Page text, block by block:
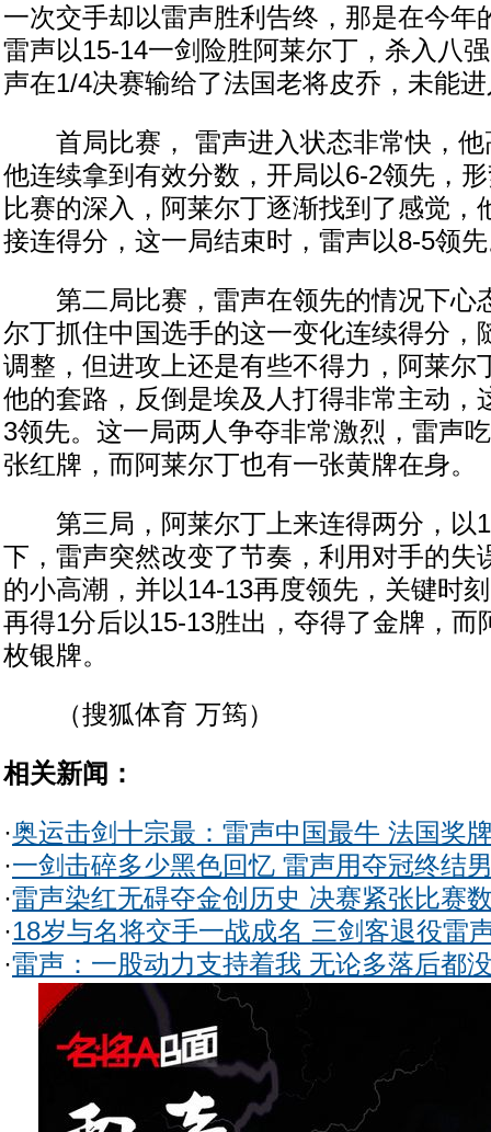
一次交手却以雷声胜利告终，那是在今年
雷声以15-14一剑险胜阿莱尔丁，杀入八
声在1/4决赛输给了法国老将皮乔，未能
首局比赛， 雷声进入状态非常快，他
他连续拿到有效分数，开局以6-2领先，
比赛的深入，阿莱尔丁逐渐找到了感觉，
接连得分，这一局结束时，雷声以8-5领
第二局比赛，雷声在领先的情况下心
尔丁抓住中国选手的这一变化连续得分，
调整，但进攻上还是有些不得力，阿莱尔
他的套路，反倒是埃及人打得非常主动，
3领先。这一局两人争夺非常激烈，雷声
张红牌，而阿莱尔丁也有一张黄牌在身。
第三局，阿莱尔丁上来连得两分，以
下，雷声突然改变了节奏，利用对手的失
的小高潮，并以14-13再度领先，关键时
再得1分后以15-13胜出，夺得了金牌，而
枚银牌。
（搜狐体育 万筠）
相关新闻：
·奥运击剑十宗最：雷声中国最牛 法国奖
·一剑击碎多少黑色回忆 雷声用夺冠终结
·雷声染红无碍夺金创历史 决赛紧张比赛
·18岁与名将交手一战成名 三剑客退役雷
·雷声：一股动力支持着我 无论多落后都